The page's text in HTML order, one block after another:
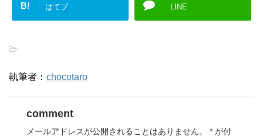
B! はてブ LINE
-
執筆者： chocotaro
comment
メールアドレスが公開されることはありません。 * が付